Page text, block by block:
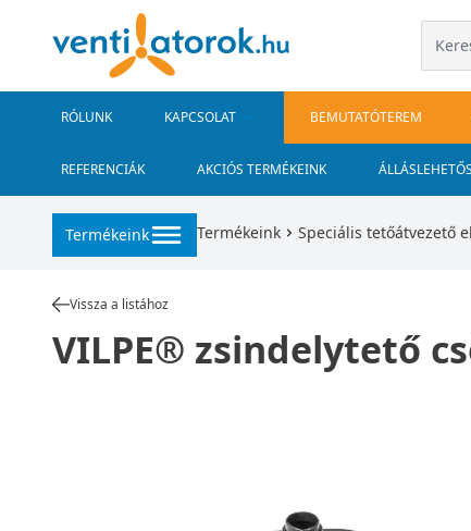
RÓLUNK KAPCSOLAT BEMUTATÓTEREM
REFERENCIÁK AKCIÓS TERMÉKEINK
Termékeink Termékeink Speciális tetőátvezető
Vissza a listához
VILPE® zsindelytető